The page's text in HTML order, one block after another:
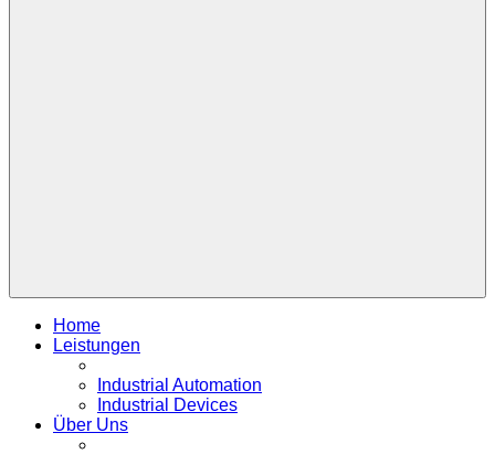
Home
Leistungen
Industrial Automation
Industrial Devices
Über Uns